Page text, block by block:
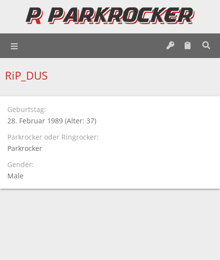
RiP_DUS
Geburtstag
28. Februar 1989 (Alter: 37)
Parkrocker oder Ringrocker
Parkrocker
Gender
Male